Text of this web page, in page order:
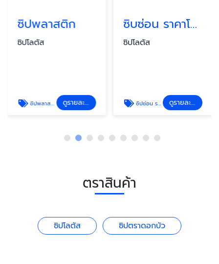
ซิปพลาสติก
ซิปโลตัส
ซิปพลาสติก ดูรายละเอียด
ซิบซ่อน ราคาโรงงาน
ซิปโลตัส
ซิปซ่อน ราคาโรงงาน ดูรายละเอียด
ตราสินค้า
ซิปโลตัส ซิปตราดอกบัว